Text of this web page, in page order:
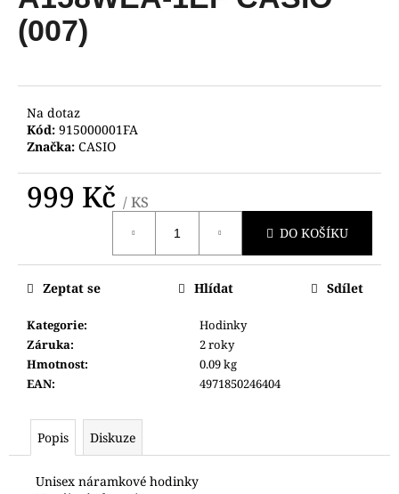
0,0
z
5
(007)
Na dotaz
Kód: 915000001FA
Značka: CASIO
999 Kč / KS
DO KOŠÍKU
Kategorie:
Hodinky
Záruka:
2 roky
Hmotnost:
0.09 kg
EAN: 4971850246404
Zeptat se Hlídat Sdílet
Popis Diskuze
Unisex náramkové hodinky
a
j
t
?
HLEDAT
D
p
o
u
e